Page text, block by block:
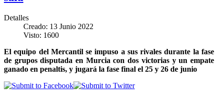
Detalles
Creado: 13 Junio 2022
Visto: 1600
El equipo del Mercantil se impuso a sus rivales durante la fase
de grupos disputada en Murcia con dos victorias y un empate
ganado en penaltis, y jugará la fase final el 25 y 26 de junio